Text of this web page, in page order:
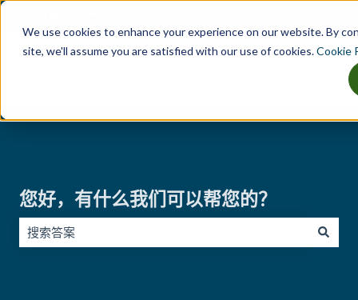
We use cookies to enhance your experience on our website. By
site, we'll assume you are satisfied with our use of cookies.Cookie
Why
Key
Industries
显示
您好，有什么我们可以帮您的？